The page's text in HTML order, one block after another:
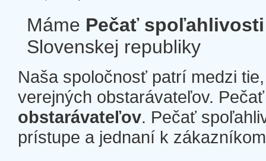
Máme Pečať spoľahlivosti
Slovenskej republiky
Naša spoločnosť patrí medzi
verejných obstarávateľov.
obstarávateľov. Pečať
prístupe a jednaní k